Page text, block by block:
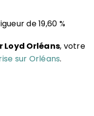
de 19,60 %
Loyd Orléans, votre
sur Orléans.